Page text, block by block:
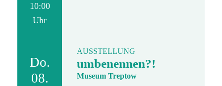
10:00
Uhr
Do.
08.
AUSSTELLUNG
umbenennen?!
Museum Treptow